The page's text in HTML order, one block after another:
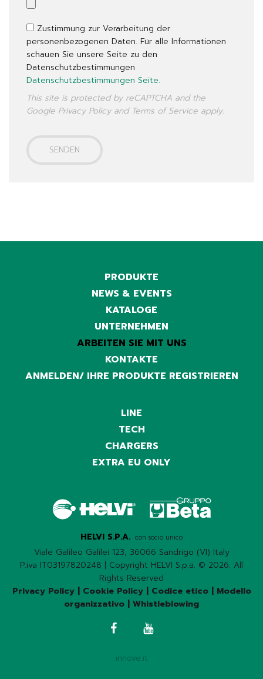
Zustimmung zur Verarbeitung der
personenbezogenen Daten. Für alle Informationen
schauen Sie unsere Seite zu den
Datenschutzbestimmungen
Datenschutzbestimmungen Seite.
This site is protected by reCAPTCHA and the
Google Privacy Policyand Terms of Service apply.
PRODUKTE
NEWS & EVENTS
KATALOGE
UNTERNEHMEN
ARBEITEN SIE MIT UNS
KONTAKTE
ANMELDEN/ IHRE PRODUKTE REGISTRIEREN
LINE
TECH
CHARGERS
EXTRA EU ONLY
HELVI S.P.A. con socio unico
Viale Galileo Galilei 123, 36066 Sandrigo (VI) Italy
P.iva IT03197820248 | Copyright HELVI S.p.a. © 2026. All
Rights Reserved
Privacy Policy| Cookie Policy| Codice etico| Modello
organizzativo
Whistleblowing
innove.it